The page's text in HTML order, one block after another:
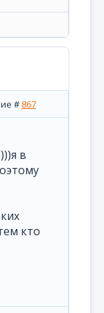
# 867
в
кто